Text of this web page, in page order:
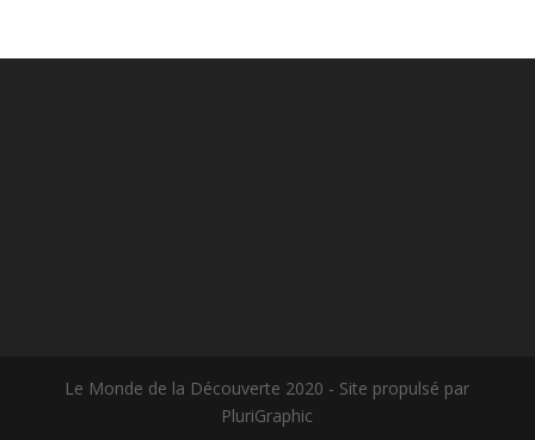
Le Monde de la Découverte 2020 - Site propulsé par
PluriGraphic